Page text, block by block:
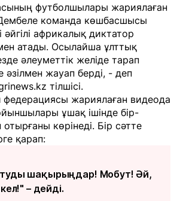
футболшылары жариялаған
команда көшбасшысы
африкалық диктатор
атады. Осылайша ұлттық
әлеуметтік желіде тарап
әзілмен жауап берді, - деп
тілшісі.
жариялаған видеода
ұшақ ішінде бір-
отырғаны көрінеді. Бір сәтте
қарап:
шақырыңдар! Мобут! Әй,
– дейді.